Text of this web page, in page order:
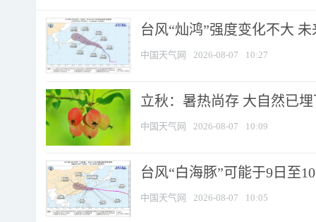
台风“灿鸿”强度变化不大
中国天气网 2026-08-07 10:27
立秋：暑热尚存 大自然已
中国天气网 2026-08-07 10:09
台风“白海豚”可能于9日至
中国天气网 2026-08-07 10:05